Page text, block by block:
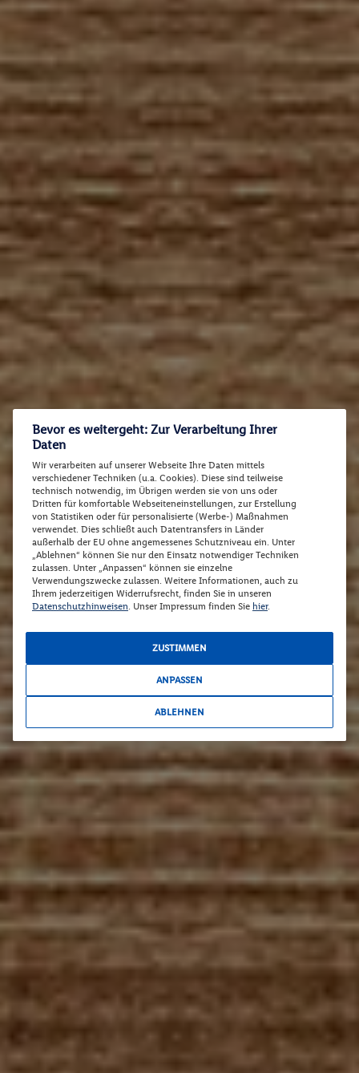
Bevor es weitergeht: Zur Verarbeitung Ihrer
Daten
Wir verarbeiten auf unserer Webseite Ihre Daten mittels
verschiedener Techniken (u.a. Cookies). Diese sind teilweise
technisch notwendig, im Übrigen werden sie von uns oder
Dritten für komfortable Webseiteneinstellungen, zur Erstellung
von Statistiken oder für personalisierte (Werbe-) Maßnahmen
verwendet. Dies schließt auch Datentransfers in Länder
außerhalb der EU ohne angemessenes Schutzniveau ein. Unter
„Ablehnen“ können Sie nur den Einsatz notwendiger Techniken
zulassen. Unter „Anpassen“ können sie einzelne
Verwendungszwecke zulassen. Weitere Informationen, auch zu
Ihrem jederzeitigen Widerrufsrecht, finden Sie in unseren
Datenschutzhinweisen . Unser Impressum finden Sie hier.
ZUSTIMMEN
ANPASSEN
ABLEHNEN